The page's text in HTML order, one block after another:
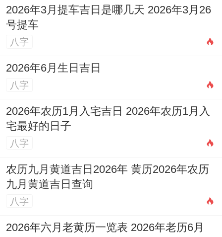
2026年3月提车吉日是哪几天 2026年3月26
号提车
八字
2026年6月生日吉日
八字
2026年农历1月入宅吉日 2026年农历1月入
宅最好的日子
八字
农历九月黄道吉日2026年 黄历2026年农历
九月黄道吉日查询
八字
2026年六月老黄历一览表 2026年老历6月